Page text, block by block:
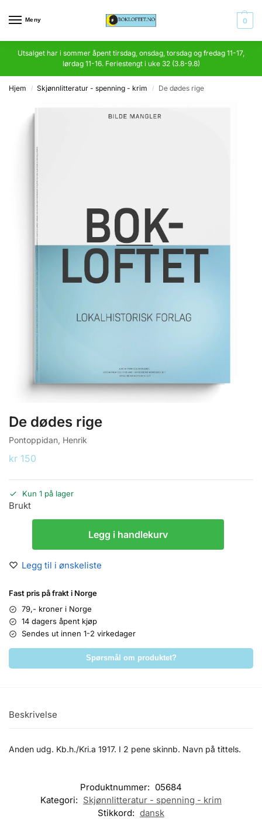
Meny 0
Utsalget har i sommer åpent tirsdag, onsdag, torsdag og fredag 11-17,
lørdag 11-16. Feriestengt i uke 32 (3.8-9.8)
Hjem / Skjønnlitteratur - spenning - krim / De dødes rige
De dødes rige
Pontoppidan, Henrik
kr 150
Kun 1 på lager
Brukt
Legg i handlekurv
Legg til i ønskeliste
Fast pris på frakt i Norge
79,- kroner i Norge
14 dagers åpent kjøp
Sendes ut innen 1-2 virkedager
Spørsmål om produktet?
Beskrivelse
Anden udg. Kb.h./Kri.a 1917. I 2 pene skinnb. Navn på tittels.
Produktnummer: 05684
Kategori: Skjønnlitteratur - spenning - krim
Stikkord: dansk